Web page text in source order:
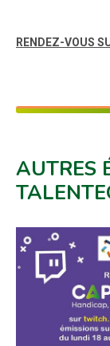
RENDEZ-VOUS
AUTRES